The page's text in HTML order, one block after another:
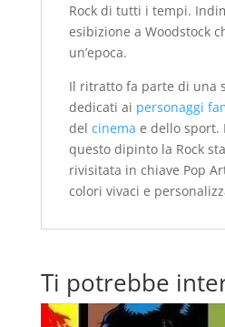
Rock di tutti i tempi.
esibizione a Woodstock
un’epoca.
Il ritratto fa parte di una
dedicati ai personaggi
del cinema e dello sport.
questo dipinto la Rock
rivisitata in chiave Pop
colori vivaci e
Ti potrebbe